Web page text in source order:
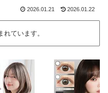
2026.01.21 2026.01.22
ています。